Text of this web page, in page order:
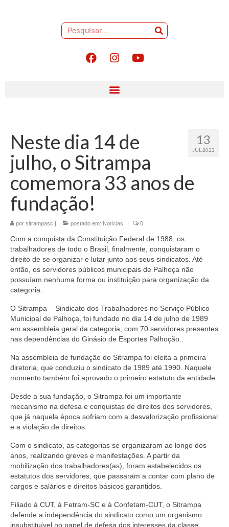
13
JUL 2022
Neste dia 14 de
julho, o Sitrampa
comemora 33 anos de
fundação!
por sitrampasc postado em: Notícias 0
Com a conquista da Constituição Federal de 1988, os
trabalhadores de todo o Brasil, finalmente, conquistaram o
direito de se organizar e lutar junto aos seus sindicatos. Até
então, os servidores públicos municipais de Palhoça não
possuíam nenhuma forma ou instituição para organização da
categoria.
O Sitrampa – Sindicato dos Trabalhadores no Serviço Público
Municipal de Palhoça, foi fundado no dia 14 de julho de 1989
em assembleia geral da categoria, com 70 servidores presentes
nas dependências do Ginásio de Esportes Palhoção.
Na assembleia de fundação do Sitrampa foi eleita a primeira
diretoria, que conduziu o sindicato de 1989 até 1990. Naquele
momento também foi aprovado o primeiro estatuto da entidade.
Desde a sua fundação, o Sitrampa foi um importante
mecanismo na defesa e conquistas de direitos dos servidores,
que já naquela época sofriam com a desvalorização profissional
e a violação de direitos.
Com o sindicato, as categorias se organizaram ao longo dos
anos, realizando greves e manifestações. A partir da
mobilização dos trabalhadores(as), foram estabelecidos os
estatutos dos servidores, que passaram a contar com plano de
cargos e salários e direitos básicos garantidos.
Filiado à CUT, à Fetram-SC e à Confetam-CUT, o Sitrampa
defende a independência do sindicato como um organismo
insubstituível no papel de defesa dos interesses da classe